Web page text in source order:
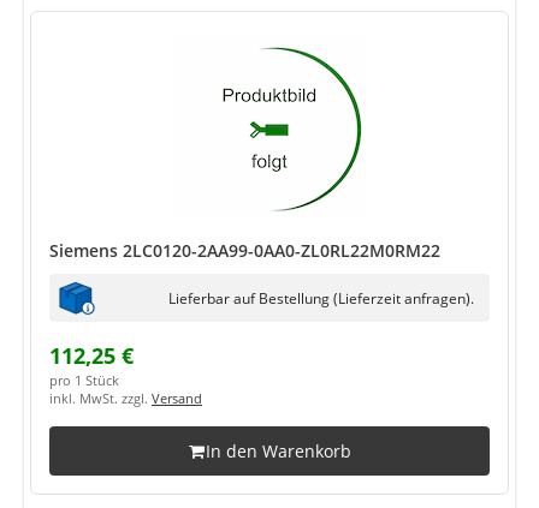
Siemens 2LC0120-2AA99-0AA0-ZL0RL22M0RM22
Lieferbar auf Bestellung (Lieferzeit anfragen).
112,25 €
pro 1 Stück
inkl. MwSt. zzgl. Versand
In den Warenkorb